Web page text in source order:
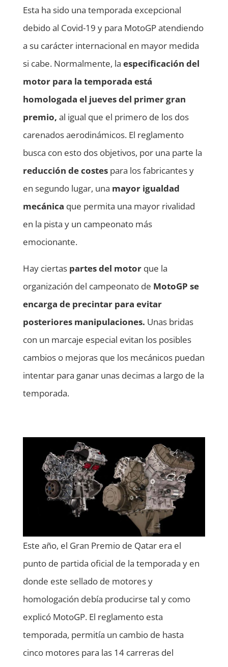
Esta ha sido una temporada excepcional
debido al Covid-19 y para MotoGP atendiendo
a su carácter internacional en mayor medida
si cabe. Normalmente, la especificación del
motor para la temporada está
homologada el jueves del primer gran
premio, al igual que el primero de los dos
carenados aerodinámicos. El reglamento
busca con esto dos objetivos, por una parte la
reducción de costespara los fabricantes y
en segundo lugar, una mayor igualdad
mecánica que permita una mayor rivalidad
en la pista y un campeonato más
emocionante.
Hay ciertas partes del motorque la
organización del campeonato de MotoGP se
encarga de precintar para evitar
posteriores manipulaciones. Unas bridas
con un marcaje especial evitan los posibles
cambios o mejoras que los mecánicos puedan
intentar para ganar unas decimas a largo de la
temporada.
Este año, el Gran Premio de Qatar era el
punto de partida oficial de la temporada y en
donde este sellado de motores y
homologación debía producirse tal y como
explicó MotoGP. El reglamento esta
temporada, permitía un cambio de hasta
cinco motores para las 14 carreras del